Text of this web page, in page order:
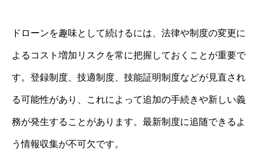
ドローンを趣味として続けるには、法律や制度の変更に
よるコスト増加リスクを常に把握しておくことが重要で
す。登録制度、技適制度、技能証明制度などが見直され
る可能性があり、これによって追加の手続きや新しい義
務が発生することがあります。最新制度に追随できるよ
う情報収集が不可欠です。